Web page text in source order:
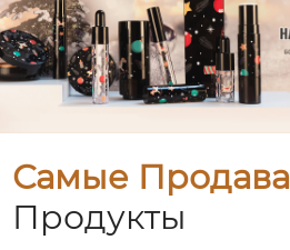
Самые
Продукты